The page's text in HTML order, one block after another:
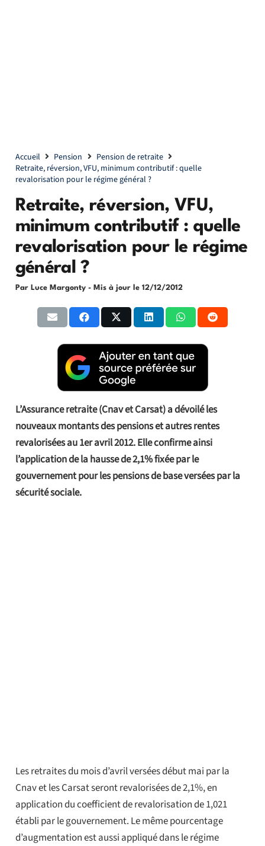
Accueil Pension
Pension de retraite
Retraite, réversion, VFU, minimum contributif : quelle
revalorisation pour le régime général ?
Retraite, réversion, VFU,
minimum contributif : quelle
revalorisation pour le régime
général ?
Par Luce Margonty - Mis à jour le 12/12/2012
L’Assurance retraite (Cnav et Carsat) a dévoilé les
nouveaux montants des pensions et autres rentes
revalorisées au 1er avril 2012. Elle confirme ainsi
l’application de la hausse de 2,1% fixée par le
gouvernement pour les pensions de base versées par la
sécurité sociale.
Les retraites du mois d’avril versées début mai par la
Cnav et les Carsat seront revalorisées de 2,1%, en
application du coefficient de revalorisation de 1,021
établi par le gouvernement. Le même pourcentage
d’augmentation est aussi appliqué dans le régime